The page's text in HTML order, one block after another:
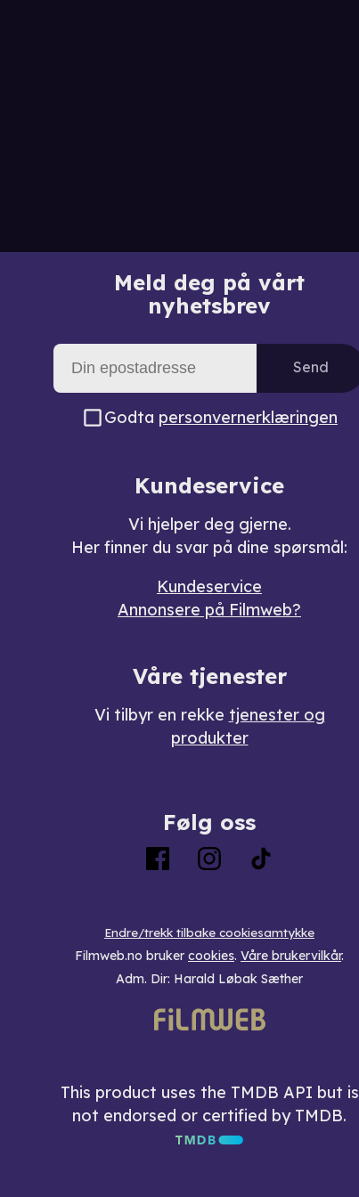
Meld deg på vårt
nyhetsbrev
Send
Godta personvernerklæringen
Kundeservice
Vi hjelper deg gjerne.
Her finner du svar på dine spørsmål:
Kundeservice
Annonsere på Filmweb?
Våre tjenester
Vi tilbyr en rekke tjenester og
produkter
Følg oss
Endre/trekk tilbake cookiesamtykke
Filmweb.no bruker cookies. Våre brukervilkår.
Adm. Dir: Harald Løbak Sæther
This product uses the TMDB API but is
not endorsed or certified by TMDB.